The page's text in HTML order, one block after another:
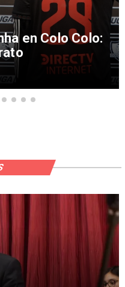
en Colo Colo: